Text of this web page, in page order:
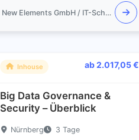
New Elements GmbH / IT-Schulungen.com
Inhouse ab 2.017,05 €
Big Data Governance &
Security – Überblick
Nürnberg 3 Tage